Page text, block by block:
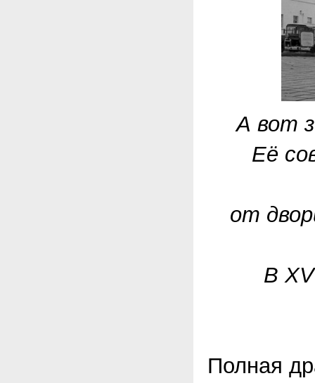
А вот
Её
от
В
Полная